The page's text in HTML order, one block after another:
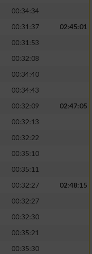
00:34:34
00:31:37
02:45:01
00:31:53
00:32:08
00:34:40
00:34:43
00:32:09
02:47:05
00:32:13
00:32:22
00:35:10
00:35:11
00:32:27
02:48:15
00:32:27
00:32:30
00:35:21
00:35:30